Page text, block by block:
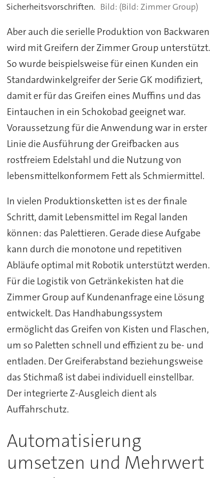
Sicherheitsvorschriften.
(Bild: Zimmer Group)
Aber auch die serielle Produktion von Backwaren
wird mit Greifern der Zimmer Group unterstützt.
So wurde beispielsweise für einen Kunden ein
Standardwinkelgreifer der Serie GK modifiziert,
damit er für das Greifen eines Muffins und das
Eintauchen in ein Schokobad geeignet war.
Voraussetzung für die Anwendung war in erster
Linie die Ausführung der Greifbacken aus
rostfreiem Edelstahl und die Nutzung von
lebensmittelkonformem Fett als Schmiermittel.
In vielen Produktionsketten ist es der finale
Schritt, damit Lebensmittel im Regal landen
können: das Palettieren. Gerade diese Aufgabe
kann durch die monotone und repetitiven
Abläufe optimal mit Robotik unterstützt werden.
Für die Logistik von Getränkekisten hat die
Zimmer Group auf Kundenanfrage eine Lösung
entwickelt. Das Handhabungssystem
ermöglicht das Greifen von Kisten und Flaschen,
um so Paletten schnell und effizient zu be- und
entladen. Der Greiferabstand beziehungsweise
das Stichmaß ist dabei individuell einstellbar.
Der integrierte Z-Ausgleich dient als
Auffahrschutz.
Automatisierung
umsetzen und Mehrwert